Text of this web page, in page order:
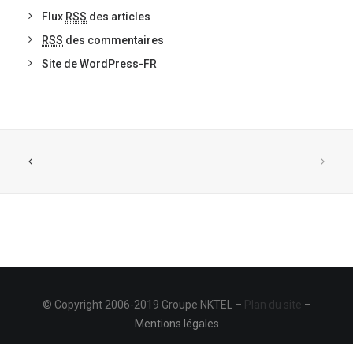
Flux RSS des articles
RSS des commentaires
Site de WordPress-FR
© Copyright 2006-2019 Groupe NKTEL – Plan du site –
Mentions légales